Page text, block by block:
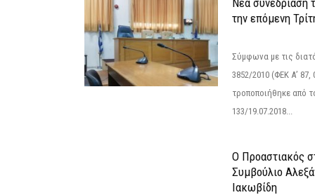
την επόμενη
Σύμφωνα με τις
3852/2010 (ΦΕΚ Α’ 87,
τροποποιήθηκε από
133/19.07.2018...
Ο Προαστιακός
Συμβούλιο
Ιακωβίδη